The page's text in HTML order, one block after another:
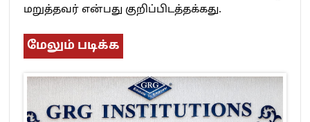
மறுத்தவர் என்பது குறிப்பிடத்தக்கது.
மேலும் படிக்க